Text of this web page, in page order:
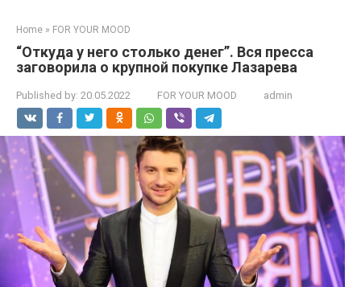
Home » FOR YOUR MOOD
“Откуда у него столько денег”. Вся пресса
заговорила о крупной покупке Лазарева
Published by: 20.05.2022 FOR YOUR MOOD admin